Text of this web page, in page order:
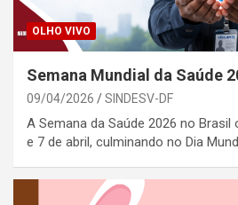
OLHO VIVO
Semana Mundial da Saúde
09/04/2026 SINDESV-DF
A Semana da Saúde 2026 no
e 7 de abril, culminando no Dia